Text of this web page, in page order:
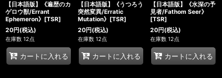
【日本語版】《遍歴のカ
ゲロウ獣/Errant
Ephemeron》[TSR]
20円(税込)
在庫数 12点
カートに入れる
【日本語版】《うつろう
突然変異/Erratic
Mutation》[TSR]
20円(税込)
在庫数 12点
カートに入れる
【日本語版】《水深の予
見者/Fathom Seer》
[TSR]
20円(税込)
在庫数 12点
カートに入れる